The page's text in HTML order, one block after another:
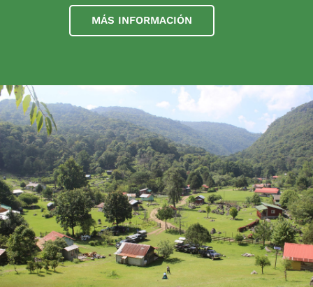
MÁS INFORMACIÓN